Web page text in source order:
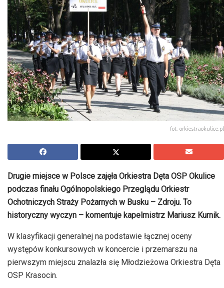
fot. orkiestraokulice.pl
Drugie miejsce w Polsce zajęła Orkiestra Dęta OSP Okulice
podczas finału Ogólnopolskiego Przeglądu Orkiestr
Ochotniczych Straży Pożarnych w Busku – Zdroju. To
historyczny wyczyn – komentuje kapelmistrz Mariusz Kurnik.
W klasyfikacji generalnej na podstawie łącznej oceny
występów konkursowych w koncercie i przemarszu na
pierwszym miejscu znalazła się Młodzieżowa Orkiestra Dęta
OSP Krasocin.